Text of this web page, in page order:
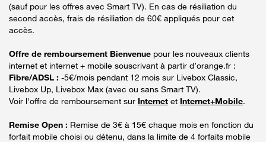
(sauf pour les offres avec Smart TV). En cas de résiliation du
second accès, frais de résiliation de 60€ appliqués pour cet
accès.
Offre de remboursement Bienvenue pour les nouveaux clients
internet et internet + mobile souscrivant à partir d’orange.fr :
Fibre/ADSL : -5€/mois pendant 12 mois sur Livebox Classic,
Livebox Up, Livebox Max (avec ou sans Smart TV).
Voir l'offre de remboursement sur Internet et Internet+Mobile.
Remise Open : Remise de 3€ à 15€ chaque mois en fonction du
forfait mobile choisi ou détenu, dans la limite de 4 forfaits mobile